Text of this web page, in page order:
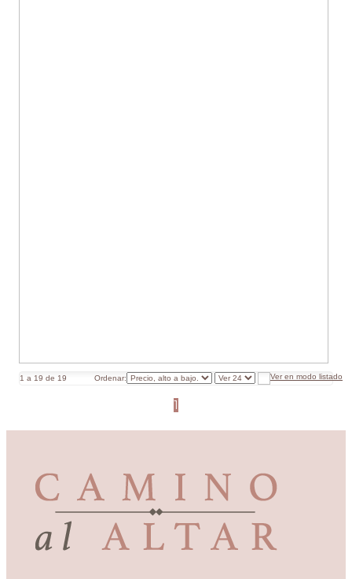
1 a 19 de 19 Ordenar:
1